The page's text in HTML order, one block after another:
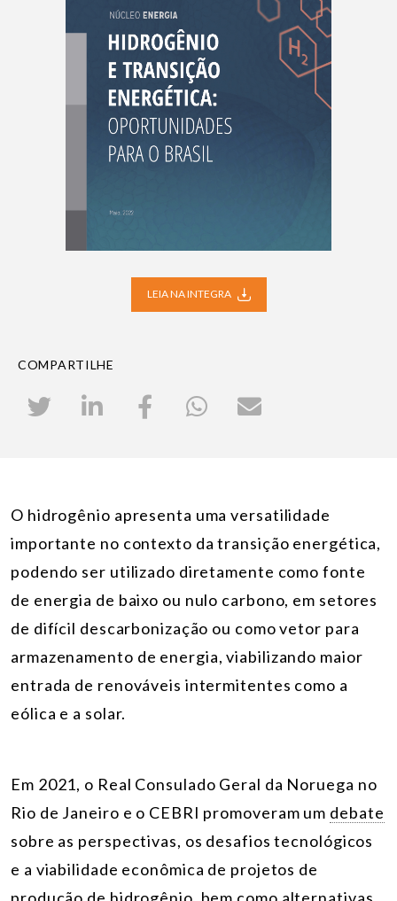
LEIA NA INTEGRA
COMPARTILHE
O hidrogênio apresenta uma versatilidade
importante no contexto da transição energética,
podendo ser utilizado diretamente como fonte
de energia de baixo ou nulo carbono, em setores
de difícil descarbonização ou como vetor para
armazenamento de energia, viabilizando maior
entrada de renováveis intermitentes como a
eólica e a solar.
Em 2021, o Real Consulado Geral da Noruega no
Rio de Janeiro e o CEBRI promoveram um debate
sobre as perspectivas, os desafios tecnológicos
e a viabilidade econômica de projetos de